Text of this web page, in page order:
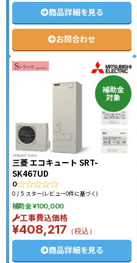
商品詳細を見る
お問合わせ
補助金
対象
三菱 エコキュート SRT-
SK467UD
0
0 / 5 スター(レビュー0件に基づく)
補助金 ¥100,000
工事費込価格
¥408,217 （税込）
商品詳細を見る